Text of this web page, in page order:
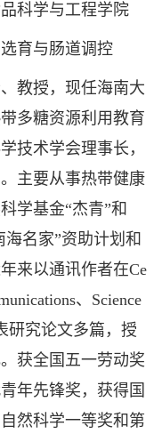
科学与工程学院
育与肠道调控
教授，现任海南大
多糖资源利用教育
技术学会理事长，
主要从事热带健康
学基金“杰青”和
名家”资助计划和
来以通讯作者在Ce
、Science
研究论文多篇，授
获全国五一劳动奖
年先锋奖，获得国
然科学一等奖和第